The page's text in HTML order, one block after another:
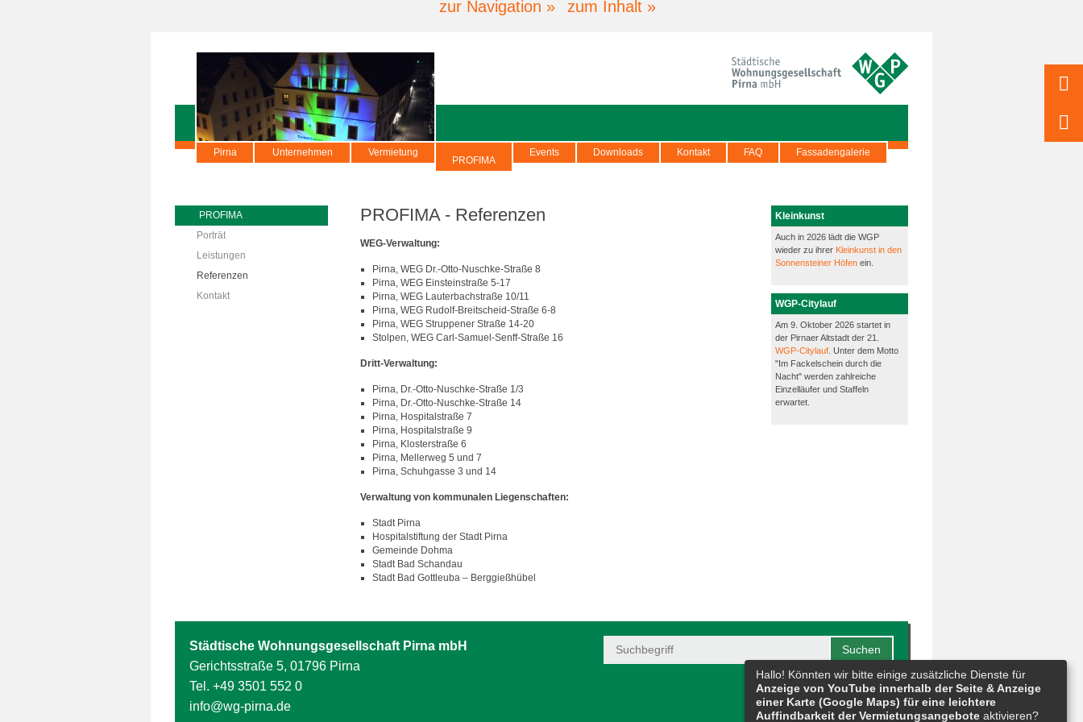
zur Navigation » zum Inhalt »
Pirna Unternehmen Vermietung
PROFIMA
Events Downloads Kontakt FAQ Fassadengalerie
PROFIMA
Porträt
Leistungen
Referenzen
Kontakt
PROFIMA - Referenzen
WEG-Verwaltung:
Pirna, WEG Dr.-Otto-Nuschke-Straße 8
Pirna, WEG Einsteinstraße 5-17
Pirna, WEG Lauterbachstraße 10/11
Pirna, WEG Rudolf-Breitscheid-Straße 6-8
Pirna, WEG Struppener Straße 14-20
Stolpen, WEG Carl-Samuel-Senff-Straße 16
Dritt-Verwaltung:
Pirna, Dr.-Otto-Nuschke-Straße 1/3
Pirna, Dr.-Otto-Nuschke-Straße 14
Pirna, Hospitalstraße 7
Pirna, Hospitalstraße 9
Pirna, Klosterstraße 6
Pirna, Mellerweg 5 und 7
Pirna, Schuhgasse 3 und 14
Verwaltung von kommunalen Liegenschaften:
Stadt Pirna
Hospitalstiftung der Stadt Pirna
Gemeinde Dohma
Stadt Bad Schandau
Stadt Bad Gottleuba – Berggießhübel
Kleinkunst
Auch in 2026 lädt die WGP
wieder zu ihrer Kleinkunst in den
Sonnensteiner Höfen ein.
WGP-Citylauf
Am 9. Oktober 2026 startet in
der Pirnaer Altstadt der 21.
WGP-Citylauf . Unter dem Motto
"Im Fackelschein durch die
Nacht" werden zahlreiche
Einzelläufer und Staffeln
erwartet.
Städtische Wohnungsgesellschaft Pirna mbH
Gerichtsstraße 5, 01796 Pirna
Tel. +49 3501 552 0
info@wg-pirna.de
Hallo! Könnten wir bitte einige zusätzliche Dienste für
Anzeige von YouTube innerhalb der Seite & Anzeige
einer Karte (Google Maps) für eine leichtere
Auffindbarkeit der Vermietungsangebote aktivieren?